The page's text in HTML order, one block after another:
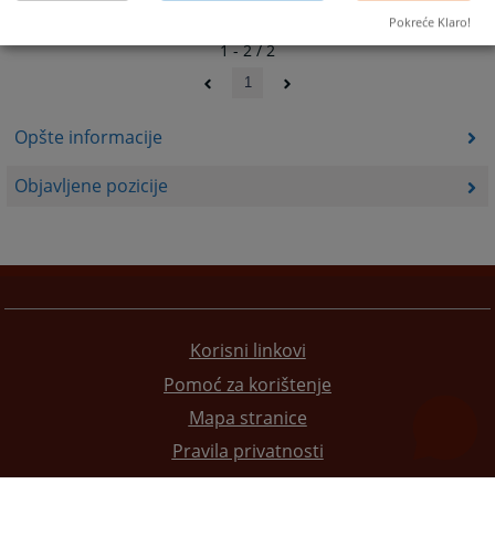
Opšte informacije
Objavljene pozicije
1 - 2 / 2
1
Korisni linkovi
Pomoć za korištenje
Mapa stranice
Pravila privatnosti
Pokreće Klaro!